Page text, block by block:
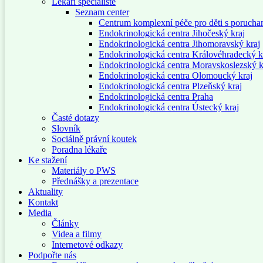
Seznam center
Centrum komplexní péče pro děti s
Endokrinologická centra Jihočeský kraj
Endokrinologická centra Jihomoravský kraj
Endokrinologická centra Královéhradecký
Endokrinologická centra Moravskoslezský
Endokrinologická centra Olomoucký kraj
Endokrinologická centra Plzeňský kraj
Endokrinologická centra Praha
Endokrinologická centra Ústecký kraj
Časté dotazy
Slovník
Sociálně právní koutek
Poradna lékaře
Ke stažení
Materiály o PWS
Přednášky a prezentace
Aktuality
Kontakt
Media
Články
Videa a filmy
Internetové odkazy
Podpořte nás